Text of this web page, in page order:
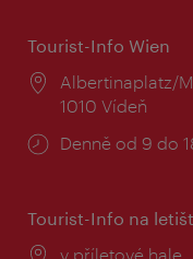
Tourist-Info Wien
Místo:
Albertinaplatz/
1010 Vídeň
Provozní
Denně od 9 do
Tourist-Info na
Místo:
v příletové hale